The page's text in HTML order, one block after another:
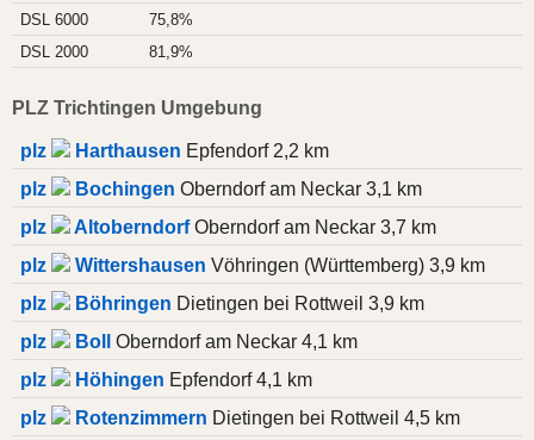
DSL 6000
75,8%
DSL 2000
81,9%
PLZ Trichtingen Umgebung
plz Harthausen Epfendorf 2,2 km
plz
Bochingen Oberndorf am Neckar 3,1 km
plz
AltoberndorfOberndorf am Neckar 3,7 km
plz
Wittershausen Vöhringen (Württemberg) 3,9 km
plz
Böhringen Dietingen bei Rottweil 3,9 km
plz
Boll
Oberndorf am Neckar 4,1 km
plz
Höhingen Epfendorf 4,1 km
plz
Rotenzimmern Dietingen bei Rottweil 4,5 km